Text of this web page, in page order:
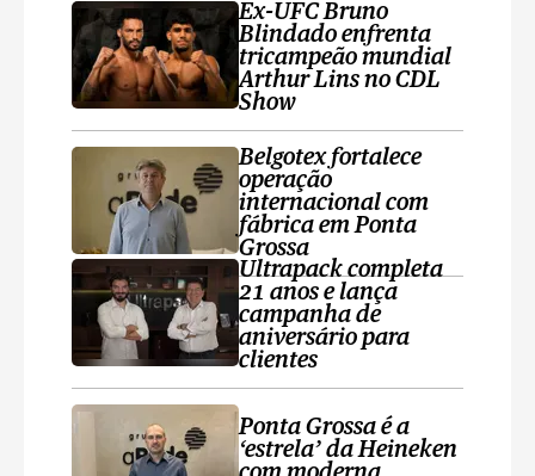
Ex-UFC Bruno
Blindado enfrenta
tricampeão mundial
Arthur Lins no CDL
Show
Belgotex fortalece
operação
internacional com
fábrica em Ponta
Grossa
Ultrapack completa
21 anos e lança
campanha de
aniversário para
clientes
Ponta Grossa é a
‘estrela’ da Heineken